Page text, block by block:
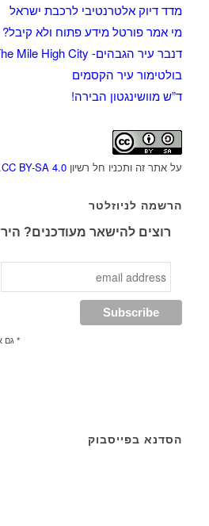
מדד דיוק אלטרנטיבי לרכבת ישראל
מי אמר פורטל מידע פתוח ולא קיבל?
דנבר עיר הגבהים- The Mile High City
בולטימור עיר הקסמים
ד”ש מוושינגטון הבירה!
על אתר זה ותכניו חל רשיון CC BY-SA 4.0
.
הרשמה לניוזלטר
רוצים להישאר מעודכנים?
* גם
הסדנא בפייסבוק